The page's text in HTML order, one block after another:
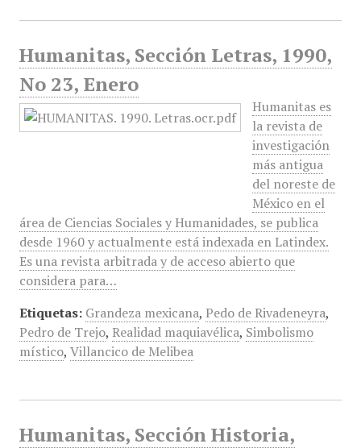
Humanitas, Sección Letras, 1990,
No 23, Enero
Humanitas es
la revista de
investigación
más antigua
del noreste de
México en el
área de Ciencias Sociales y Humanidades, se publica
desde 1960 y actualmente está indexada en Latindex.
Es una revista arbitrada y de acceso abierto que
considera para…
Etiquetas: Grandeza mexicana, Pedo de Rivadeneyra,
Pedro de Trejo, Realidad maquiavélica, Simbolismo
místico, Villancico de Melibea
Humanitas, Sección Historia,